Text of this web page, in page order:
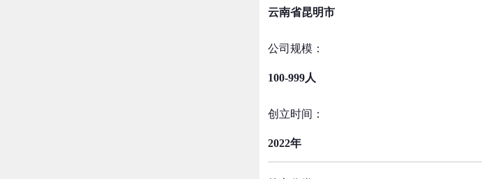
云南省昆明市
公司规模：
100-999人
创立时间：
2022年